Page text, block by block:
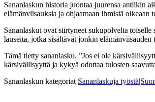
Sananlaskun historia juontaa juurensa antiikin
elämänviisauksia ja ohjaamaan ihmisiä oikeaan
Sananlaskut ovat siirtyneet sukupolvelta
lauseita, jotka sisältävät jonkin elämänviisauden
Tämä tietty sananlasku, ”Jos ei ole
kärsivällisyyttä ja kykyä odottaa tulosten
Sananlaskun kategoriat Sananlaskuja